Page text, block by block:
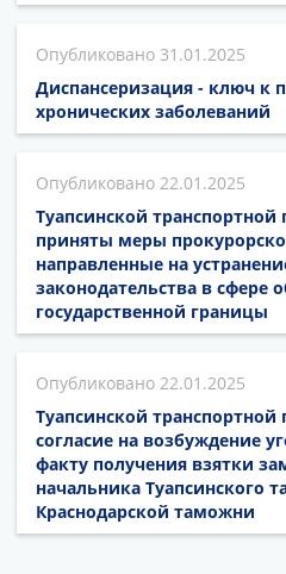
31.01.2025
Диспансеризация - ключ к
хронических заболеваний
22.01.2025
Туапсинской транспортной
приняты меры
направленные на
законодательства в сфере
государственной границы
22.01.2025
Туапсинской транспортной
согласие на возбуждение
факту получения взятки
начальника Туапсинского
Краснодарской таможни